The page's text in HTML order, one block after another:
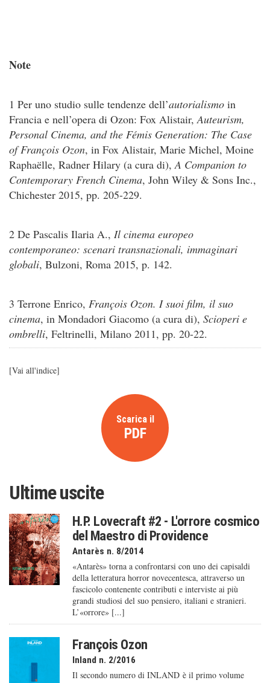
Note
1 Per uno studio sulle tendenze dell’autorialismo in
Francia e nell’opera di Ozon: Fox Alistair,Auteurism,
Personal Cinema, and the Fémis Generation: The Case
of François Ozon, in Fox Alistair, Marie Michel, Moine
Raphaëlle, Radner Hilary (a cura di),A Companion to
Contemporary French Cinema, John Wiley & Sons Inc.,
Chichester 2015, pp. 205-229.
2 De Pascalis Ilaria A., Il cinema europeo
contemporaneo: scenari transnazionali, immaginari
globali, Bulzoni, Roma 2015, p. 142.
3 Terrone Enrico, François Ozon. I suoi film, il suo
cinema, in Mondadori Giacomo (a cura di), Scioperi e
ombrelli, Feltrinelli, Milano 2011, pp. 20-22.
[Vai all'indice]
Scarica il
PDF
Ultime uscite
H.P. Lovecraft #2 - L'orrore cosmico
del Maestro di Providence
Antarès n. 8/2014
«Antarès» torna a confrontarsi con uno dei capisaldi
della letteratura horror novecentesca, attraverso un
fascicolo contenente contributi e interviste ai più
grandi studiosi del suo pensiero, italiani e stranieri.
L’«orrore» [...]
François Ozon
Inland n. 2/2016
Il secondo numero di INLAND è il primo volume